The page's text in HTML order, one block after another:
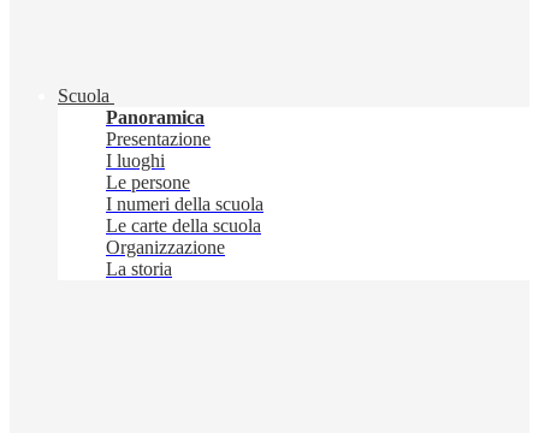
Scuola
Panoramica
Presentazione
I luoghi
Le persone
I numeri della scuola
Le carte della scuola
Organizzazione
La storia